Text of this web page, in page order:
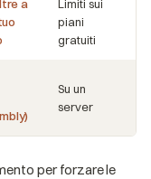
a
Limiti sui
piani
gratuiti
Su un
server
per forzare le